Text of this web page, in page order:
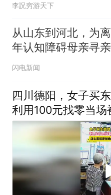
李詋穷游天下
从山东到河北，为
年认知障碍母亲寻
闪电新闻
四川德阳，女子买
利用100元找零当场
警